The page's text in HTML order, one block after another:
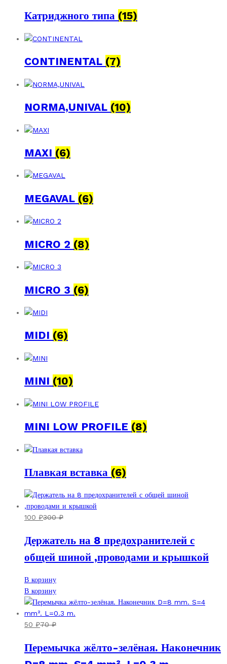
Катриджного типа (15)
CONTINENTAL (7)
NORMA,UNIVAL (10)
MAXI (6)
MEGAVAL (6)
MICRO 2 (8)
MICRO 3 (6)
MIDI (6)
MINI (10)
MINI LOW PROFILE (8)
Плавкая вставка (6)
100 ₽300₽
Держатель на 8 предохранителей с
общей шиной ,проводами и крышкой
В корзину
В корзину
50 ₽70₽
Перемычка жёлто-зелёная. Наконечник